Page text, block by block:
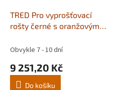
TRED Pro vyprošťovací
rošty černé s oranžovými
Obvykle 7 - 10 dní
9 251,20 Kč
Do košíku